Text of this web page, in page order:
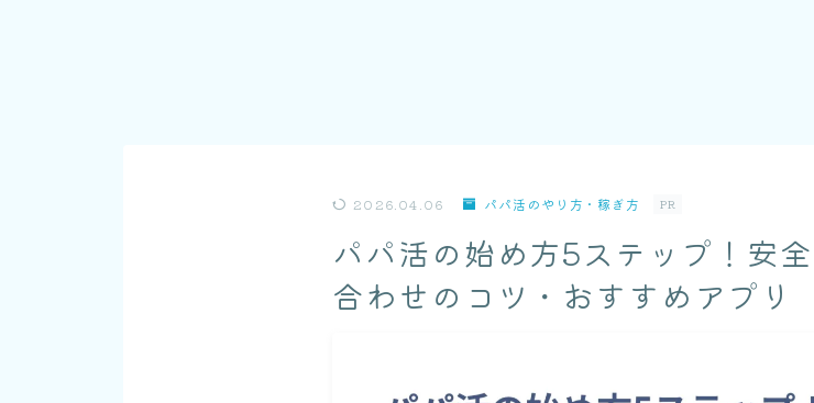
2026.04.06 パパ活のやり方・稼ぎ方 PR
パパ活の始め方5ステップ！安
合わせのコツ・おすすめアプリ